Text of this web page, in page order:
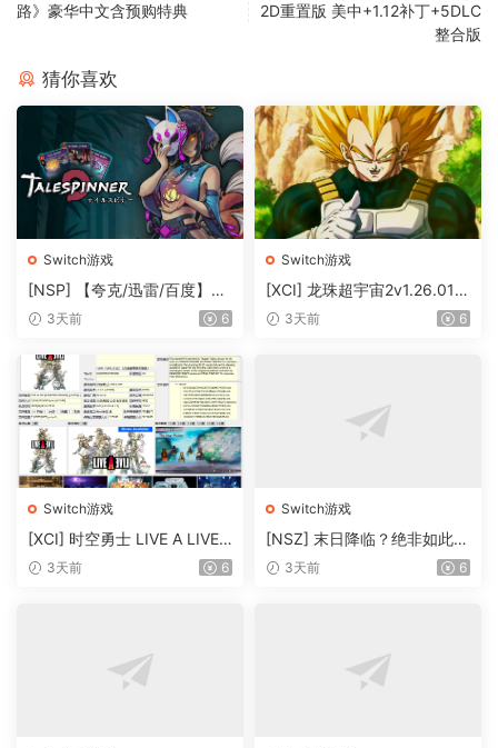
路》豪华中文含预购特典
2D重置版 美中+1.12补丁+5DLC
整合版
猜你喜欢
Switch游戏
[NSP] 【夸克/迅雷/百度】织
语者Talespinner官方中文+v
3天前 6
Switch游戏
[XCI] 龙珠超宇宙2v1.26.01+
83dlc
3天前 6
Switch游戏
[XCI] 时空勇士 LIVE A LIVE+
1.0.1补丁 百度+夸克盘【XCI
3天前 6
Switch游戏
[NSZ] 末日降临？绝非如此！
Apocalypse ? No !美版1.01
3天前 6